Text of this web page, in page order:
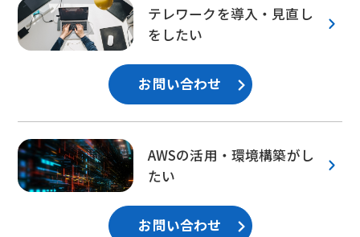
テレワークを導入・見直し
をしたい
お問い合わせ
AWSの活用・環境構築がし
たい
お問い合わせ